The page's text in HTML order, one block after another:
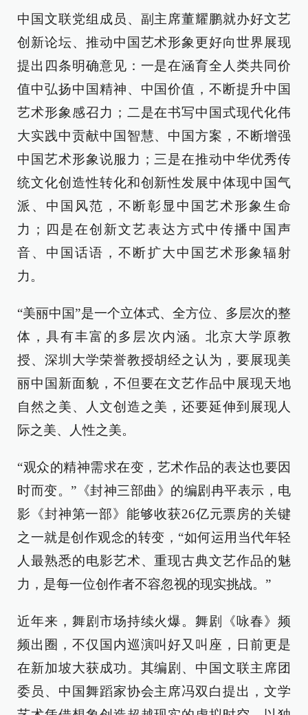
中国文联党组成员、副主席董耀鹏就办好文艺
创新论坛、推动中国艺术形象更好向世界展现
提出四条明确意见：一是在涵育全人类共同价
值中弘扬中国精神、中国价值，不断提升中国
艺术形象感召力；二是在书写中国式现代化伟
大实践中贡献中国智慧、中国方案，不断增强
中国艺术形象说服力；三是在推动中华优秀传
统文化创造性转化和创新性发展中体现中国气
派、中国风范，不断彰显中国艺术形象生命
力；四是在创新文艺表达方式中传播中国声
音、中国话语，不断扩大中国艺术形象辐射
力。
“美丽中国”是一个立体式、全方位、多层次的整
体，具有丰富的多层次内涵。北京大学原教
授、深圳大学荣誉教授胡经之认为，要展现美
丽中国新面貌，不但要在文艺作品中展现天地
自然之美、人文创造之美，还要延伸到展现人
际之美、人性之美。
“观众的精神需求在变，艺术作品的表达也要因
时而变。”《封神三部曲》的编剧冉平表示，电
影《封神第一部》能够收获26亿元票房的关键
之一就是创作观念的转变，“如何运用当代年轻
人最熟悉的电影艺术、重现古典文艺作品的魅
力，是每一位创作者不容忽视的现实挑战。”
近年来，舞剧市场持续火爆。舞剧《咏春》频
频出圈，不仅国内巡演叫好又叫座，日前更是
在新加坡大获成功。其编剧、中国文联主席团
委员、中国舞蹈家协会主席冯双白提出，文学